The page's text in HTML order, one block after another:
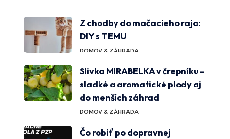
Z chodby do mačacieho raja:
DIY s TEMU
DOMOV & ZÁHRADA
Slivka MIRABELKA v črepníku –
sladké a aromatické plody aj
do menších záhrad
DOMOV & ZÁHRADA
Čo robiť po dopravnej